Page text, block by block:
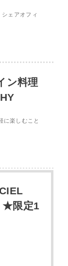
ェアオフィ
ン料理
に楽しむこと
★限定1